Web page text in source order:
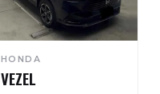
HONDA
VEZEL